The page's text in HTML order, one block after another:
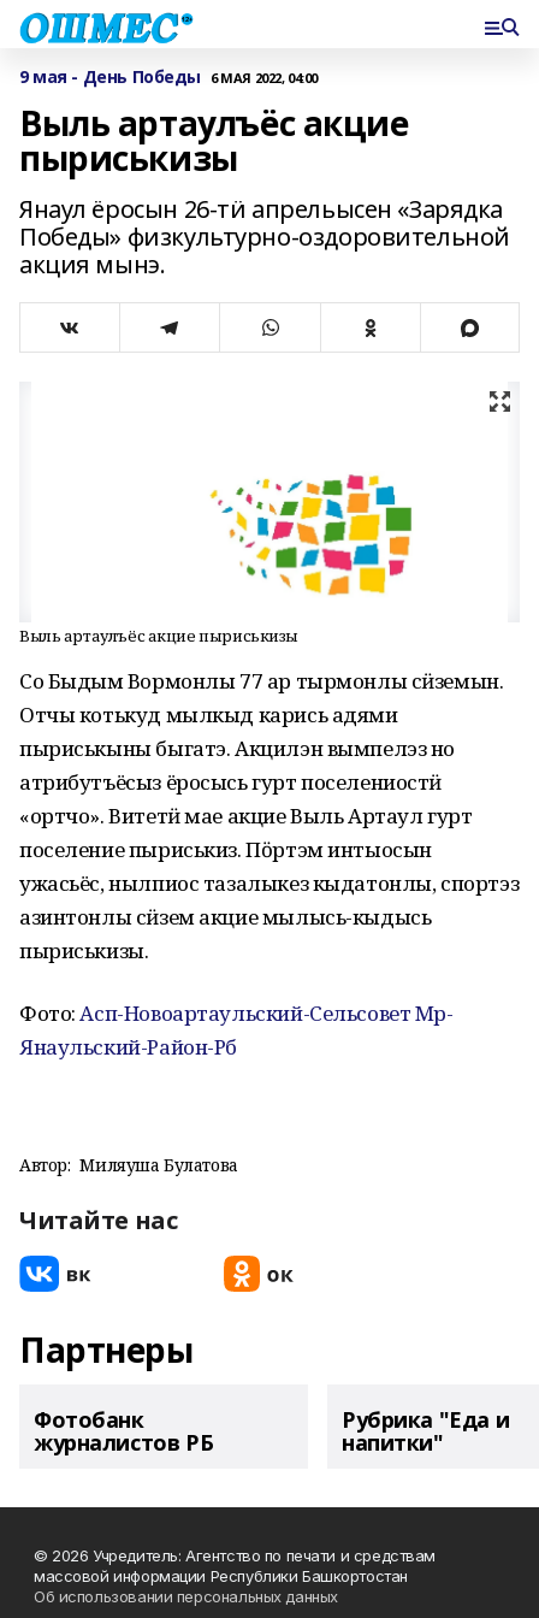
9 мая - День Победы 6 МАЯ 2022, 04:00
Выль артаулъёс акцие
пыриськизы
Янаул ёросын 26-тӥ апрельысен «Зарядка
Победы» физкультурно-оздоровительной
акция мынэ.
Выль артаулъёс акцие пыриськизы
Со Быдӟым Вормонлы 77 ар тырмонлы сӥземын.
Отчы котькуд мылкыд карись адями
пыриськыны быгатэ. Акцилэн вымпелэз но
атрибутъёсыз ёросысь гурт поселениостӥ
«ортчо». Витетӥ мае акцие Выль Артаул гурт
поселение пыриськиз. Пӧртэм интыосын
ужасьёс, нылпиос тазалыкез кыдатонлы, спортэз
азинтонлы сӥзем акцие мылысь-кыдысь
пыриськизы.
Фото:Асп-Новоартаульский-Сельсовет Мр-
Янаульский-Район-Рб
Автор: Миляуша Булатова
Читайте нас
Партнеры
Фотобанк
журналистов РБ
Рубрика "Еда и
напитки"
© 2026 Учредитель: Агентство по печати и средствам
массовой информации Республики Башкортостан
Об использовании персональных данных